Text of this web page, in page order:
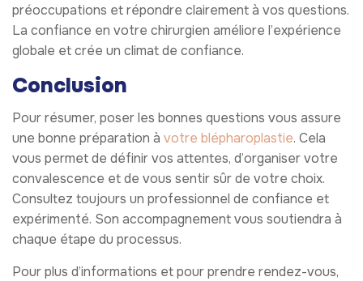
préoccupations et répondre clairement à vos questions.
La confiance en votre chirurgien améliore l’expérience
globale et crée un climat de confiance.
Conclusion
Pour résumer, poser les bonnes questions vous assure
une bonne préparation à votre blépharoplastie. Cela
vous permet de définir vos attentes, d’organiser votre
convalescence et de vous sentir sûr de votre choix.
Consultez toujours un professionnel de confiance et
expérimenté. Son accompagnement vous soutiendra à
chaque étape du processus.
Pour plus d’informations et pour prendre rendez-vous,